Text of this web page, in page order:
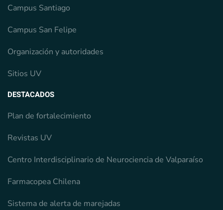
Campus Santiago
Campus San Felipe
Organización y autoridades
Sitios UV
DESTACADOS
Plan de fortalecimiento
Revistas UV
Centro Interdisciplinario de Neurociencia de Valparaíso
Farmacopea Chilena
Sistema de alerta de marejadas